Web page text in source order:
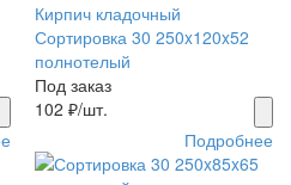
Кирпич кладочный
Сортировка 30 250x120x52
полнотелый
Под заказ
102 ₽/шт.
Подробнее